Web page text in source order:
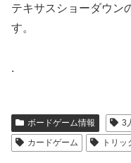
テキサスショーダウン
す。
.
ボードゲーム情報 3
カードゲーム
トリ